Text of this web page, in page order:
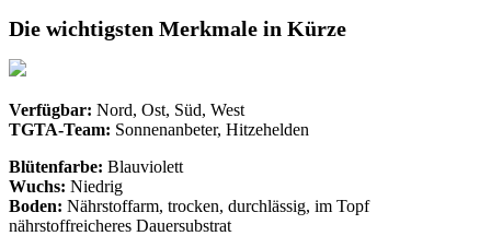
Die wichtigsten Merkmale in Kürze
Verfügbar: Nord, Ost, Süd, West
TGTA-Team: Sonnenanbeter, Hitzehelden
Blütenfarbe: Blauviolett
Wuchs: Niedrig
Boden: Nährstoffarm, trocken, durchlässig, im Topf
nährstoffreicheres Dauersubstrat